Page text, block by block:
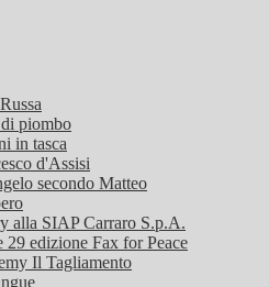
piombo
in tasca
d'Assisi
secondo Matteo
alla SIAP Carraro S.p.A.
29 edizione Fax for Peace
Il Tagliamento